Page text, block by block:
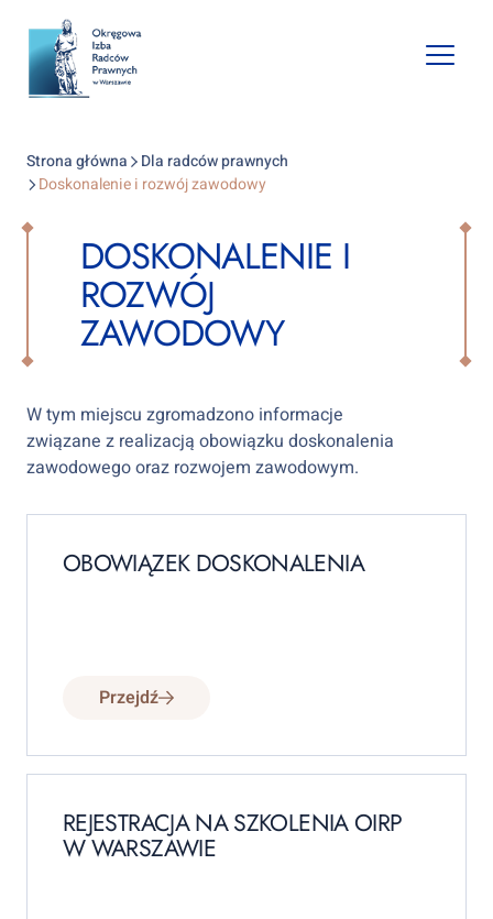
Open
Strona główna
Dla radców prawnych
Doskonalenie i rozwój zawodowy
DOSKONALENIE I
ROZWÓJ
ZAWODOWY
W tym miejscu zgromadzono informacje
związane z realizacją obowiązku doskonalenia
zawodowego oraz rozwojem zawodowym.
OBOWIĄZEK DOSKONALENIA
Przejdź
REJESTRACJA NA SZKOLENIA OIRP
W WARSZAWIE